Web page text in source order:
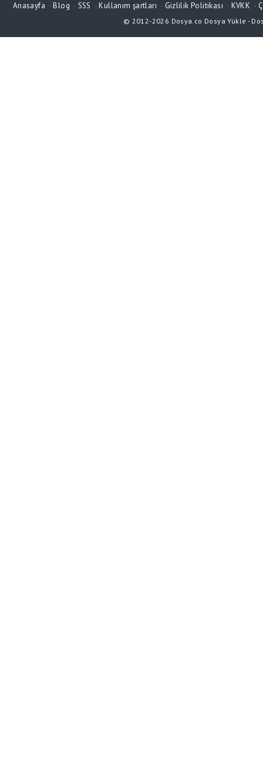
Anasayfa -Blog - SSS -Kullanım şartları - Gizlilik Politikası - KVKK -
© 2012-2026 Dosya.co Dosya Yükle -